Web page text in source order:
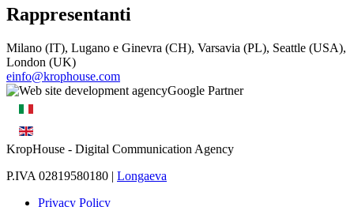
Rappresentanti
Milano (IT), Lugano e Ginevra (CH), Varsavia (PL), Seattle (USA),
London (UK)
einfo@krophouse.com
KropHouse - Digital Communication Agency
P.IVA 02819580180 | Longaeva
Privacy Policy